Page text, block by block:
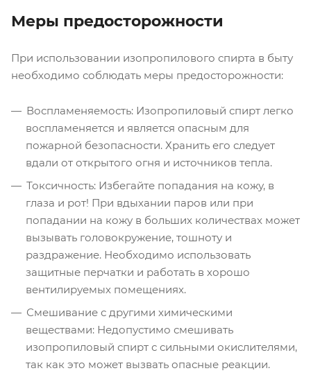
Меры предосторожности
При использовании изопропилового спирта в быту
необходимо соблюдать меры предосторожности:
Воспламеняемость: Изопропиловый спирт легко
воспламеняется и является опасным для
пожарной безопасности. Хранить его следует
вдали от открытого огня и источников тепла.
Токсичность: Избегайте попадания на кожу, в
глаза и рот! При вдыхании паров или при
попадании на кожу в больших количествах может
вызывать головокружение, тошноту и
раздражение. Необходимо использовать
защитные перчатки и работать в хорошо
вентилируемых помещениях.
Смешивание с другими химическими
веществами: Недопустимо смешивать
изопропиловый спирт с сильными окислителями,
так как это может вызвать опасные реакции.